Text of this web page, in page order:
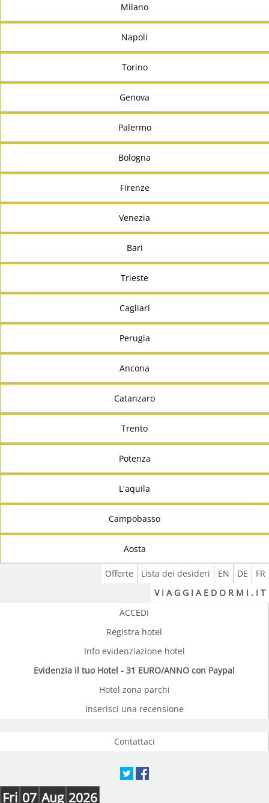
Milano
Napoli
Torino
Genova
Palermo
Bologna
Firenze
Venezia
Bari
Trieste
Cagliari
Perugia
Ancona
Catanzaro
Trento
Potenza
L'aquila
Campobasso
Aosta
FR
DE
EN
Lista dei desideri
Offerte
V I A G G I A E D O R M I . I T
ACCEDI
Registra hotel
Info evidenziazione hotel
Evidenzia il tuo Hotel - 31 EURO/ANNO con Paypal
Hotel zona parchi
Inserisci una recensione
Contattaci
Fri 07 Aug 2026